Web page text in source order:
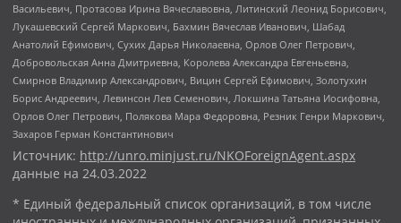
Васильевич, Протасова Ирина Вячеславовна, Литинский Леонид Борисович,
Лукашевский Сергей Маркович, Бахмин Вячеслав Иванович, Шабад
Анатолий Ефимович, Сухих Дарья Николаевна, Орлов Олег Петрович,
Добровольская Анна Дмитриевна, Королева Александра Евгеньевна,
Смирнов Владимир Александрович, Вицин Сергей Ефимович, Золотухин
Борис Андреевич, Левинсон Лев Семенович, Локшина Татьяна Иосифовна,
Орлов Олег Петрович, Полякова Мара Федоровна, Резник Генри Маркович,
Захаров Герман Константинович
Источник: http://unro.minjust.ru/NKOForeignAgent.aspx
данные на 24.03.2022
* Единый федеральный список организаций, в том числе